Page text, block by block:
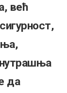
већ
да